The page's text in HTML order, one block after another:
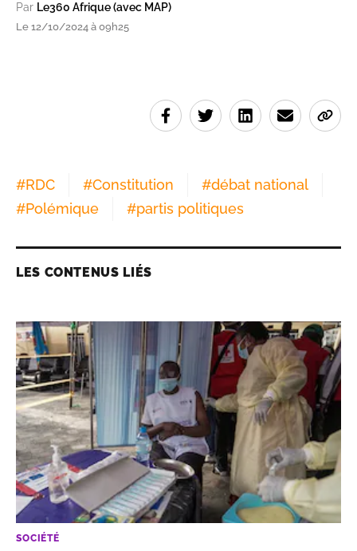
Par Le360 Afrique (avec MAP)
Le 12/10/2024 à 09h25
#RDC #Constitution #débat national
#Polémique #partis politiques
LES CONTENUS LIÉS
SOCIÉTÉ